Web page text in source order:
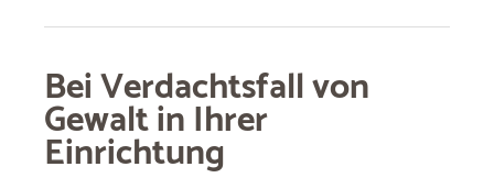
Bei Verdachtsfall von
Gewalt in Ihrer
Einrichtung